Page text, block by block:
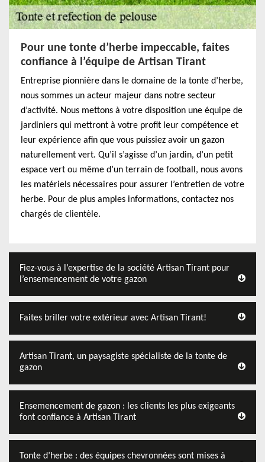
Pour une tonte d’herbe impeccable, faites
confiance à l’équipe de Artisan Tirant
Entreprise pionnière dans le domaine de la tonte d’herbe,
nous sommes un acteur majeur dans notre secteur
d’activité. Nous mettons à votre disposition une équipe de
jardiniers qui mettront à votre profit leur compétence et
leur expérience afin que vous puissiez avoir un gazon
naturellement vert. Qu’il s’agisse d’un jardin, d’un petit
espace vert ou même d’un terrain de football, nous avons
les matériels nécessaires pour assurer l’entretien de votre
herbe. Pour de plus amples informations, contactez nos
chargés de clientèle.
Fiez-vous à l’expertise de la société Artisan Tirant pour
l’ensemencement de votre gazon
Faites briller votre extérieur avec Artisan Tirant!
Artisan Tirant, un paysagiste spécialiste de la tonte de
gazon
Ensemencement de gazon : les clients les plus exigeants
font confiance à Artisan Tirant
Tonte d’herbe : des équipes chevronnées sont mises à